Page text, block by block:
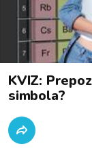
KVIZ:
simbola?